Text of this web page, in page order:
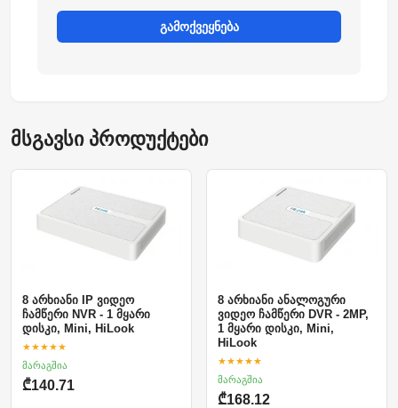
გამოქვეყნება
მსგავსი პროდუქტები
8 არხიანი IP ვიდეო
ჩამწერი NVR - 1 მყარი
დისკი, Mini, HiLook
★★★★★
მარაგშია
₾140.71
8 არხიანი ანალოგური
ვიდეო ჩამწერი DVR - 2MP,
1 მყარი დისკი, Mini,
HiLook
★★★★★
მარაგშია
₾168.12